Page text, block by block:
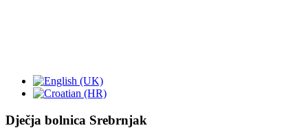
Dječja bolnica Srebrnjak